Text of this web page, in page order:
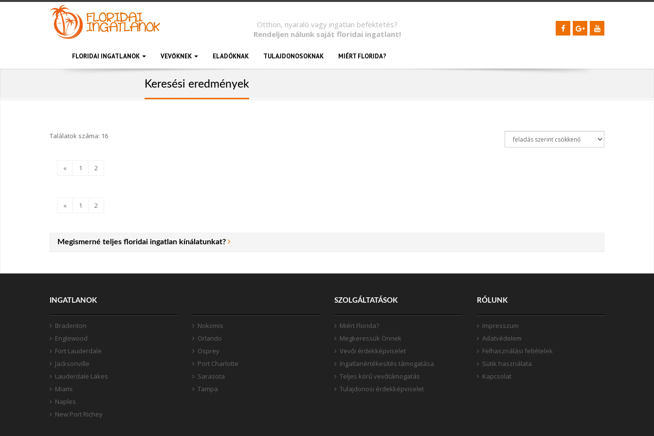
Otthon, nyaraló vagy ingatlan befektetés?
Rendeljen nálunk saját floridai ingatlant!
FLORIDAI INGATLANOK VEVŐKNEK ELADÓKNAK TULAJDONOSOKNAK MIÉRT FLORIDA?
Keresési eredmények
Találatok száma: 16
« 1 2
« 1 2
Megismerné teljes floridai ingatlan kínálatunkat?
INGATLANOK
Bradenton
Englewood
Fort Lauderdale
Jacksonville
Lauderdale Lakes
Miami
Naples
New Port Richey
Nokomis
Orlando
Osprey
Port Charlotte
Sarasota
Tampa
SZOLGÁLTATÁSOK
Miért Florida?
Megkeressük Önnek
Vevői érdekképviselet
Ingatlanértékesítés támogatása
Teljes körű vevőtámogatás
Tulajdonosi érdekképviselet
RÓLUNK
Impresszum
Adatvédelem
Felhasználási feltételek
Sütik használata
Kapcsolat